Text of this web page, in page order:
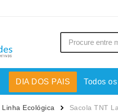
Canecas
DIA DOS PAIS Todos
Linha Ecológica Sacola TNT